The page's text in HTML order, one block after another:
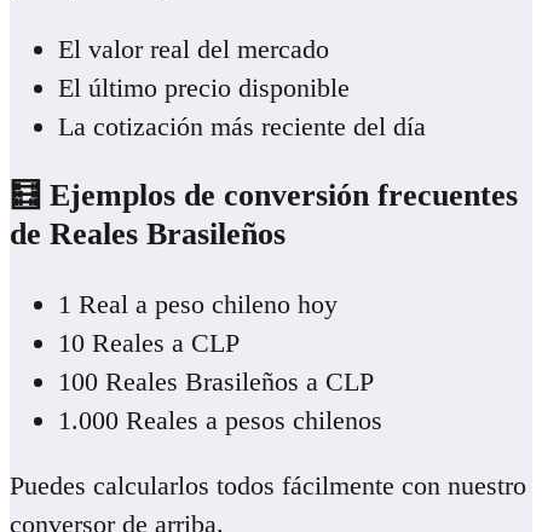
El valor real del mercado
El último precio disponible
La cotización más reciente del día
🧮 Ejemplos de conversión frecuentes
de Reales Brasileños
1 Real a peso chileno hoy
10 Reales a CLP
100 Reales Brasileños a CLP
1.000 Reales a pesos chilenos
Puedes calcularlos todos fácilmente con nuestro
conversor de arriba.